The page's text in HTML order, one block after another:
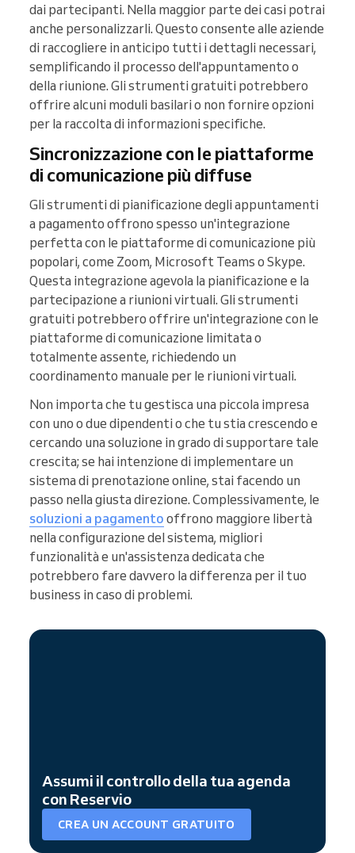
dai partecipanti. Nella maggior parte dei casi potrai
anche personalizzarli. Questo consente alle aziende
di raccogliere in anticipo tutti i dettagli necessari,
semplificando il processo dell'appuntamento o
della riunione. Gli strumenti gratuiti potrebbero
offrire alcuni moduli basilari o non fornire opzioni
per la raccolta di informazioni specifiche.
Sincronizzazione con le piattaforme
di comunicazione più diffuse
Gli strumenti di pianificazione degli appuntamenti
a pagamento offrono spesso un'integrazione
perfetta con le piattaforme di comunicazione più
popolari, come Zoom, Microsoft Teams o Skype.
Questa integrazione agevola la pianificazione e la
partecipazione a riunioni virtuali. Gli strumenti
gratuiti potrebbero offrire un'integrazione con le
piattaforme di comunicazione limitata o
totalmente assente, richiedendo un
coordinamento manuale per le riunioni virtuali.
Non importa che tu gestisca una piccola impresa
con uno o due dipendenti o che tu stia crescendo e
cercando una soluzione in grado di supportare tale
crescita; se hai intenzione di implementare un
sistema di prenotazione online, stai facendo un
passo nella giusta direzione. Complessivamente, le
soluzioni a pagamento offrono maggiore libertà
nella configurazione del sistema, migliori
funzionalità e un'assistenza dedicata che
potrebbero fare davvero la differenza per il tuo
business in caso di problemi.
Assumi il controllo della tua agenda
con Reservio
CREA UN ACCOUNT GRATUITO